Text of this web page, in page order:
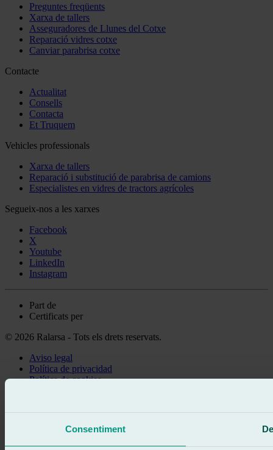
Consentiment
Preguntes freqüents
Xarxa de tallers
Asseguradores de Llunes del Cotxe
Reparació vidres cotxe
Canviar parabrisa cotxe
Contacte
Actualitat
Consells
Contacta
Et Truquem
Vehicles professionals
Xarxa de tallers
Reparació i substitució de parabrisa de camions
Especialistes en vidres de tractors agrícoles
Segueix-nos a les xarxes
Facebook
X
Youtube
LinkedIn
Instagram
Part de
Certificats per
© 2026 Ralarsa - Tots els drets reservats.
Aviso legal
Política de privacidad
Política de cookies
Sense compromís
671 015 121